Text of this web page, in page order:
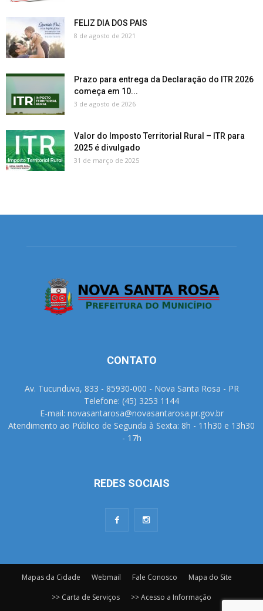
FELIZ DIA DOS PAIS
8 de agosto de 2021
Prazo para entrega da Declaração do ITR 2026
começa em 10...
3 de agosto de 2026
Valor do Imposto Territorial Rural – ITR para
2025 é divulgado
31 de março de 2025
CONTATO
Av. Tucunduva, 833 - 85930-000 - Nova Santa Rosa - PR
Telefone: (45) 3253 1144
E-mail: novasantarosa@novasantarosa.pr.gov.br
Atendimento ao Público de Segunda à Sexta: 8h - 11h30 e 13h30
- 17h
REDES SOCIAIS
Mapas da Cidade Webmail Fale Conosco
Mapa do Site
>> Carta de Serviços
>> Acesso a Informação